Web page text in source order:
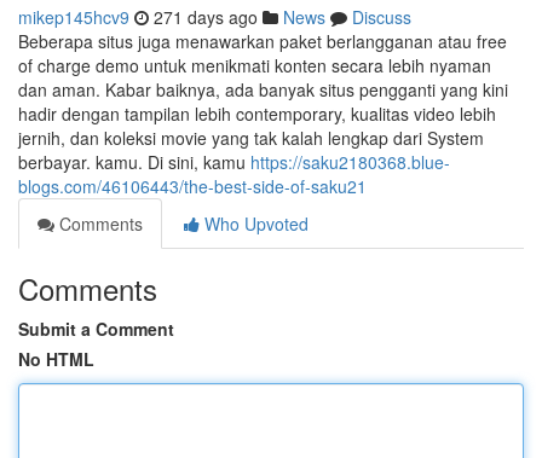
mikep145hcv9 271 days ago News
Discuss
Beberapa situs juga menawarkan paket berlangganan atau free
of charge demo untuk menikmati konten secara lebih nyaman
dan aman. Kabar baiknya, ada banyak situs pengganti yang kini
hadir dengan tampilan lebih contemporary, kualitas video lebih
jernih, dan koleksi movie yang tak kalah lengkap dari System
berbayar. kamu. Di sini, kamu https://saku2180368.blue-
blogs.com/46106443/the-best-side-of-saku21
Comments
Who Upvoted
Comments
Submit a Comment
No HTML